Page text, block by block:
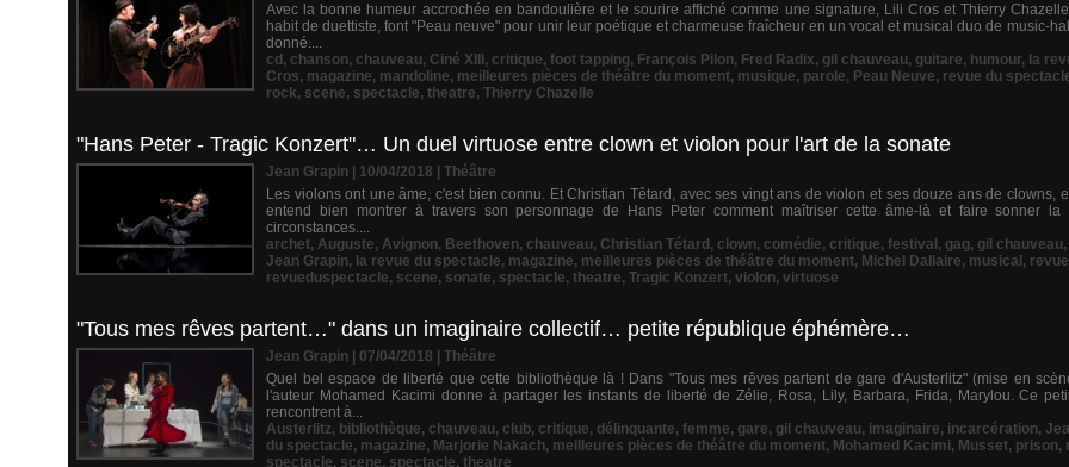
Avec la bonne humeur accrochée en bandoulière et le sourire affiché comme une signature, Lili Cros et Thierry
habit de duettiste, font "Peau neuve" pour unir leur poétique et charmeuse fraîcheur en un vocal et musical duo de music-
donné....
cd , chanson, chauveau, Ciné XIII , critique, foot tapping, François Pilon, Fred Radix, gil chauveau, guitare, humour, la
Cros, magazine, mandoline, meilleures pièces de théâtre du moment, musique, parole, Peau Neuve, revue du
rock, scene, spectacle, theatre, Thierry Chazelle
"Hans Peter - Tragic Konzert"… Un duel virtuose entre clown et violon pour l'art de la sonate
Jean Grapin | 10/04/2018
Théâtre
Les violons ont une âme, c'est bien connu. Et Christian Têtard, avec ses vingt ans de violon et ses douze ans de clowns,
entend bien montrer à travers son personnage de Hans Peter comment maîtriser cette âme-là et faire sonner la
circonstances....
archet, Auguste, Avignon, Beethoven, chauveau, Christian Tétard , clown, comédie, critique, festival , gag, gil chauveau,
Jean Grapin, la revue du spectacle, magazine, meilleures pièces de théâtre du moment, Michel Dallaire, musical ,
revueduspectacle, scene, sonate, spectacle, theatre, Tragic Konzert, violon, virtuose
"Tous mes rêves partent…" dans un imaginaire collectif… petite république éphémère…
Jean Grapin | 07/04/2018
Théâtre
Quel bel espace de liberté que cette bibliothèque là ! Dans "Tous mes rêves partent de gare d'Austerlitz" (mise en
l'auteur Mohamed Kacimi donne à partager les instants de liberté de Zélie, Rosa, Lily, Barbara, Frida, Marylou. Ce
rencontrent à...
Austerlitz, bibliothèque, chauveau, club, critique, délinquante, femme, gare, gil chauveau, imaginaire, incarcération,
du spectacle, magazine, Marjorie Nakach, meilleures pièces de théâtre du moment, Mohamed Kacimi, Musset, prison,
spectacle, scene, spectacle, theatre